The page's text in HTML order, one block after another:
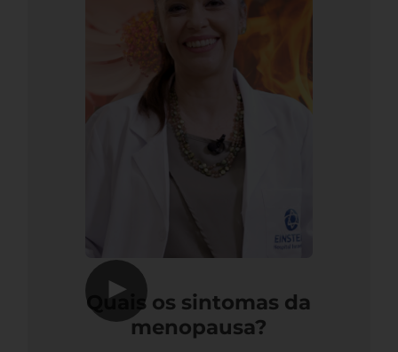
▶
Quais os sintomas da
menopausa?